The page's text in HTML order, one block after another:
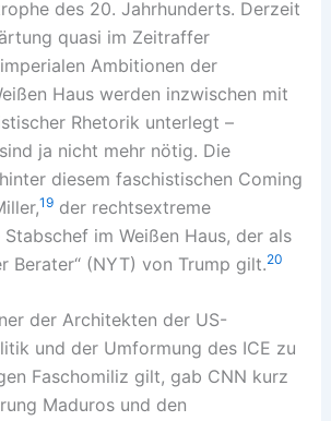
des 20. Jahrhunderts. Derzeit
quasi im Zeitraffer
Ambitionen der
Haus werden inzwischen mit
Rhetorik unterlegt –
ja nicht mehr nötig. Die
diesem faschistischen Coming
19der rechtsextreme
im Weißen Haus, der als
Berater“ (NYT) von Trump gilt.20
der Architekten der US-
und der Umformung des ICE zu
Faschomiliz gilt, gab CNN kurz
Maduros und den